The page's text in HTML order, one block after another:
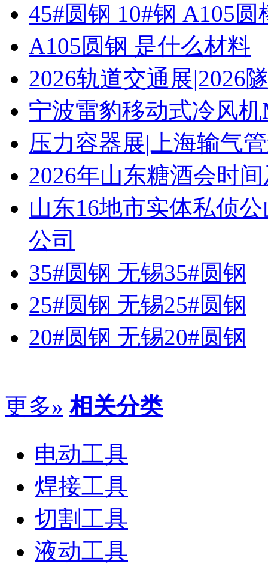
45#圆钢 10#钢 A105圆
A105圆钢 是什么材料
2026轨道交通展|2026
宁波雷豹移动式冷风
压力容器展|上海输气
2026年山东糖酒会时
山东16地市实体私侦
公司
35#圆钢 无锡35#圆钢
25#圆钢 无锡25#圆钢
20#圆钢 无锡20#圆钢
更多» 相关分类
电动工具
焊接工具
切割工具
液动工具